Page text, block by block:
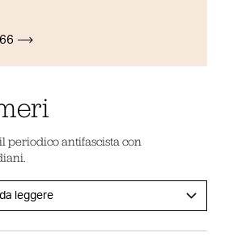
periodico antifascista con